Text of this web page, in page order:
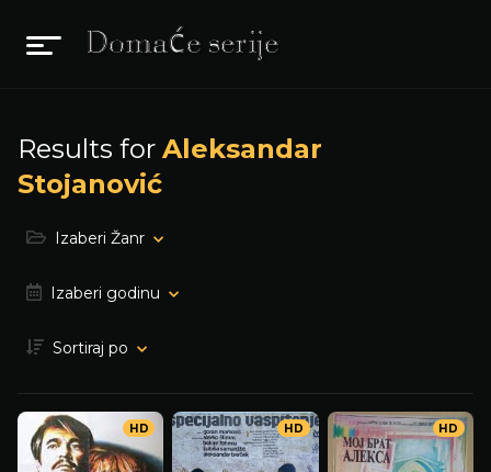
Results for Aleksandar
Stojanović
Izaberi Žanr
Izaberi godinu
Sortiraj po
HD HD HD